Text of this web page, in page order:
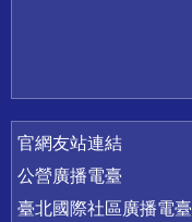
官網友站連結
公營廣播電臺
臺北國際社區廣播電臺